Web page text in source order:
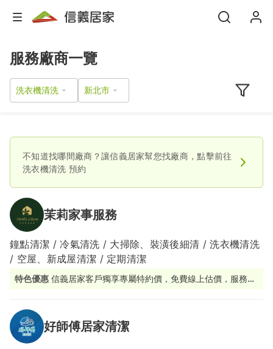
服務廠商一覽
洗衣機清洗
不知道找哪間廠商？讓信義居家幫您找廠商，點擊前往
洗衣機清洗 預約
茉莉家事服務
鐘點清潔 / 冷氣清洗 / 大掃除、裝潢後細清 / 洗衣機清洗
/ 空屋、新成屋清潔 / 定期清潔
特色優惠 信義居家客戶獨享專屬特約價，免費線上估價，服務價
好師傅居家清潔